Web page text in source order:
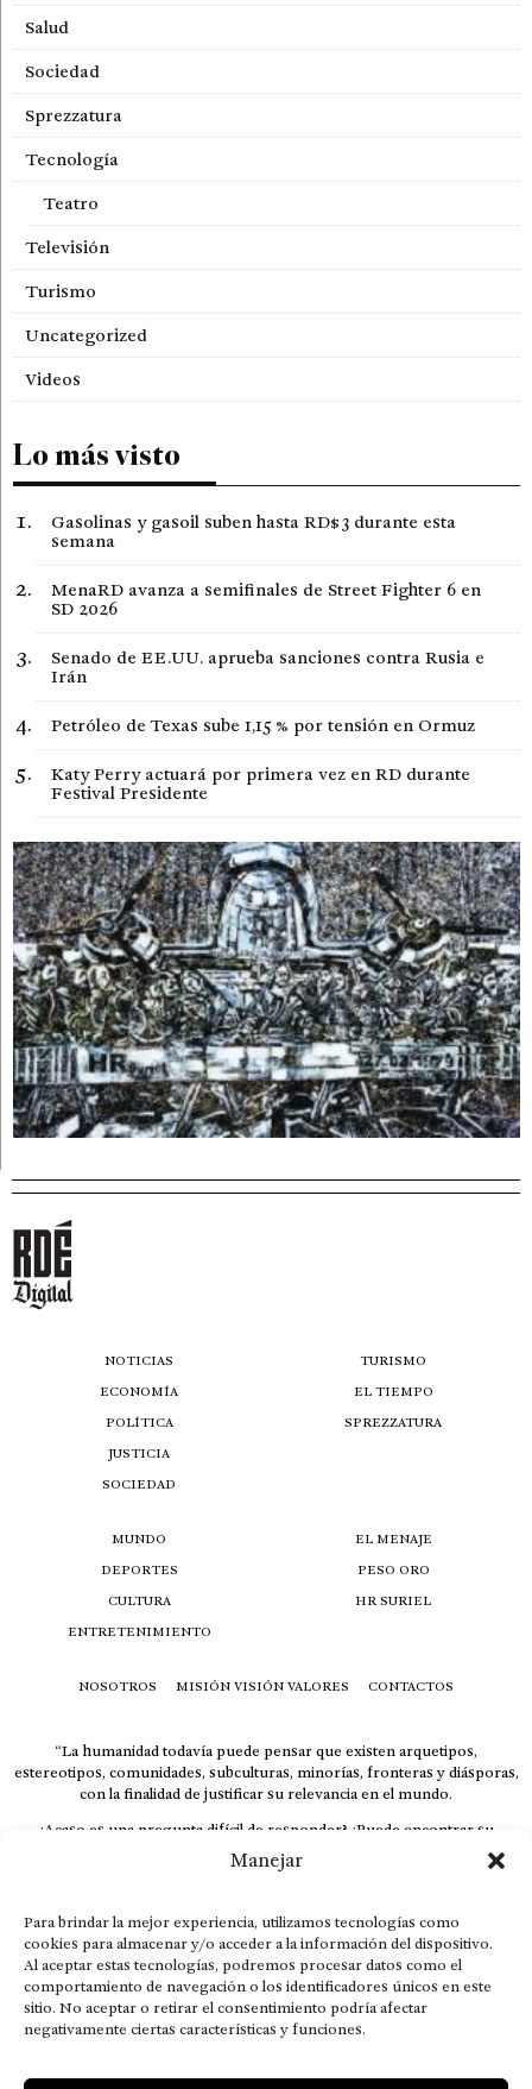
Manejar
Para brindar la mejor experiencia, utilizamos tecnologías como
cookies para almacenar y/o acceder a la información del dispositivo.
Al aceptar estas tecnologías, podremos procesar datos como el
comportamiento de navegación o los identificadores únicos en este
sitio. No aceptar o retirar el consentimiento podría afectar
negativamente ciertas características y funciones.
Salud
Sociedad
Sprezzatura
Tecnología
Teatro
Televisión
Turismo
Uncategorized
Videos
Lo más visto
Gasolinas y gasoil suben hasta RD$3 durante esta
semana
MenaRD avanza a semifinales de Street Fighter 6 en
SD 2026
Senado de EE.UU. aprueba sanciones contra Rusia e
Irán
Petróleo de Texas sube 1,15 % por tensión en Ormuz
Katy Perry actuará por primera vez en RD durante
Festival Presidente
NOTICIAS
ECONOMÍA
POLÍTICA
JUSTICIA
SOCIEDAD
TURISMO
EL TIEMPO
SPREZZATURA
MUNDO
DEPORTES
CULTURA
ENTRETENIMIENTO
EL MENAJE
PESO ORO
HR SURIEL
NOSOTROS MISIÓN VISIÓN VALORES CONTACTOS
“La humanidad todavía puede pensar que existen arquetipos,
estereotipos, comunidades, subculturas, minorías, fronteras y diásporas,
con la finalidad de justificar su relevancia en el mundo.
¿Acaso es una pregunta difícil de responder? ¿Puede encontrar su
respuesta al instante, otorgando al receptor cuestionado espacio y
velocidad suficiente para responder correctamente? De no ser así, el que
El concepto de familia no está limitado exclusivamente a la sangre; seres
que surgen en nuestro diario vivir suelen pesar más que los
emparentados. Más bien, el apego de estas dos versiones de seres
queridos mueve ideales provenientes de sus vivencias.
This is for nuestra gente.” – HRSuriel